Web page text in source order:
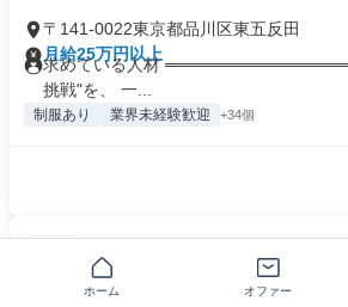
〒141-0022東京都品川区東五反田
月給25万円以上
求めている人材
挑戦"を、 一...
制服あり 業界未経験歓迎 +34個
(日勤・週休3日)ホテルの予約や人員
株式会社WIVI
ホーム オファー